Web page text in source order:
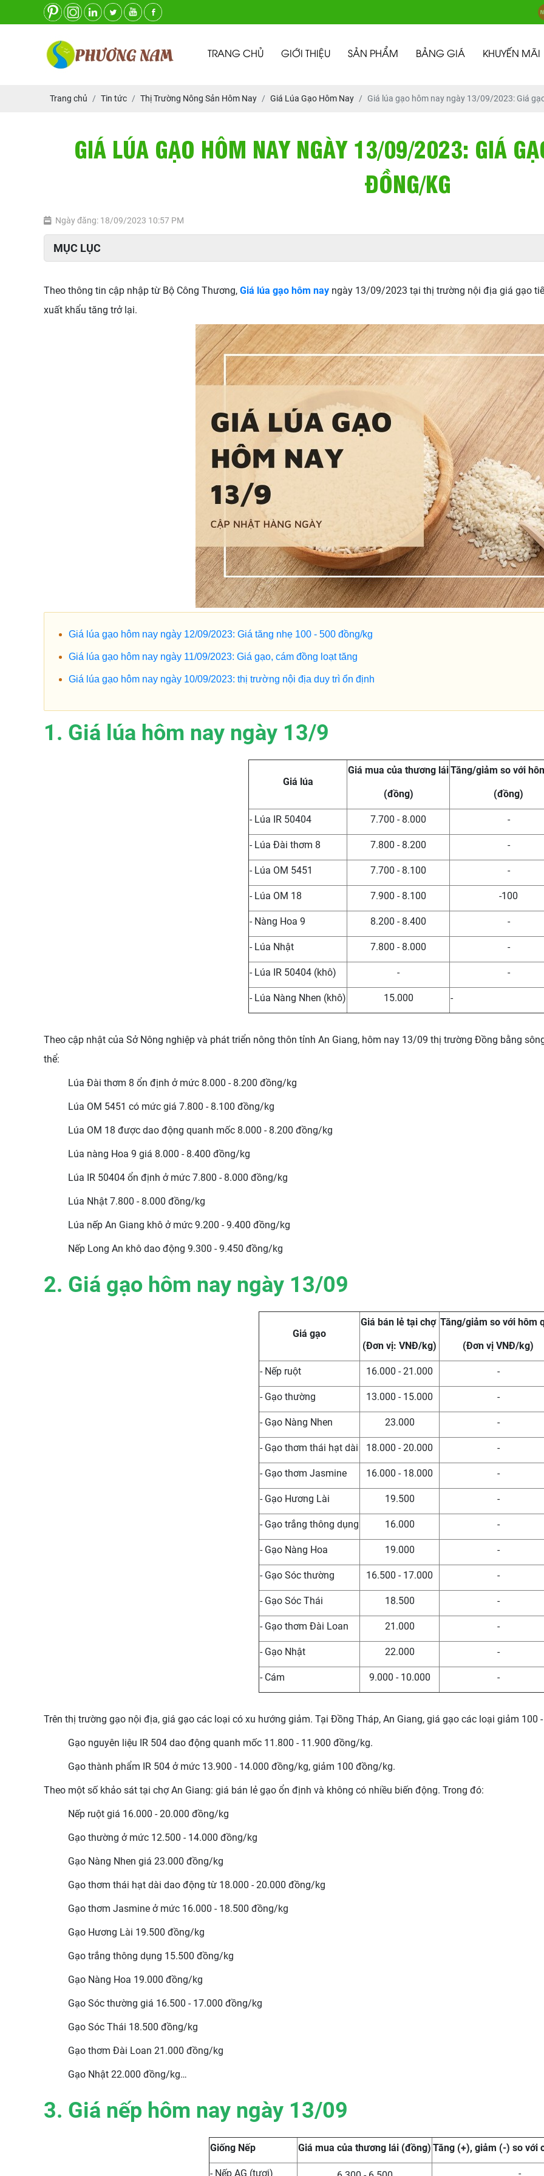
TRANG CHỦ GIỚI THIỆU SẢN PHẨM BẢNG GIÁ KHUYẾN MÃI
Trang chủ Tin tức Thị Trường Nông Sản Hôm Nay Giá Lúa Gạo Hôm Nay Giá lúa gạo hôm nay ngày 13/09/2023: Giá
GIÁ LÚA GẠO HÔM NAY NGÀY 13/09/2023: GIÁ
ĐỒNG/KG
Ngày đăng: 18/09/2023 10:57 PM
MỤC LỤC
Theo thông tin cập nhập từ Bộ Công Thương, Giá lúa gạo hôm nay ngày 13/09/2023 tại thị trường nội địa giá gạo
xuất khẩu tăng trở lại.
Giá lúa gạo hôm nay ngày 12/09/2023: Giá tăng nhẹ 100 - 500 đồng/kg
Giá lúa gạo hôm nay ngày 11/09/2023: Giá gạo, cám đồng loạt tăng
Giá lúa gạo hôm nay ngày 10/09/2023: thị trường nội địa duy trì ổn định
1. Giá lúa hôm nay ngày 13/9
Giá lúa
Giá mua của thương lái
(đồng)
Tăng/giảm so với
(đồng)
- Lúa IR 50404 7.700 - 8.000 -
- Lúa Đài thơm 8 7.800 - 8.200 -
- Lúa OM 5451 7.700 - 8.100 -
- Lúa OM 18 7.900 - 8.100 -100
- Nàng Hoa 9 8.200 - 8.400 -
- Lúa Nhật 7.800 - 8.000 -
- Lúa IR 50404 (khô) - -
- Lúa Nàng Nhen (khô) 15.000 -
Theo cập nhật của Sở Nông nghiệp và phát triển nông thôn tỉnh An Giang, hôm nay 13/09 thị trường Đồng bằng
thể:
Lúa Đài thơm 8 ổn định ở mức 8.000 - 8.200 đồng/kg
Lúa OM 5451 có mức giá 7.800 - 8.100 đồng/kg
Lúa OM 18 được dao động quanh mốc 8.000 - 8.200 đồng/kg
Lúa nàng Hoa 9 giá 8.000 - 8.400 đồng/kg
Lúa IR 50404 ổn định ở mức 7.800 - 8.000 đồng/kg
Lúa Nhật 7.800 - 8.000 đồng/kg
Lúa nếp An Giang khô ở mức 9.200 - 9.400 đồng/kg
Nếp Long An khô dao động 9.300 - 9.450 đồng/kg
2. Giá gạo hôm nay ngày 13/09
Giá gạo
Giá bán lẻ tại chợ
(Đơn vị: VNĐ/kg)
Tăng/giảm so với hôm
(Đơn vị VNĐ/kg)
- Nếp ruột 16.000 - 21.000 -
- Gạo thường 13.000 - 15.000 -
- Gạo Nàng Nhen 23.000 -
- Gạo thơm thái hạt dài 18.000 - 20.000 -
- Gạo thơm Jasmine 16.000 - 18.000 -
- Gạo Hương Lài 19.500 -
- Gạo trắng thông dụng 16.000 -
- Gạo Nàng Hoa 19.000 -
- Gạo Sóc thường 16.500 - 17.000 -
- Gạo Sóc Thái 18.500 -
- Gạo thơm Đài Loan 21.000 -
- Gạo Nhật 22.000 -
- Cám 9.000 - 10.000 -
Trên thị trường gạo nội địa, giá gạo các loại có xu hướng giảm. Tại Đồng Tháp, An Giang, giá gạo các loại giảm 100
Gạo nguyên liệu IR 504 dao động quanh mốc 11.800 - 11.900 đồng/kg.
Gạo thành phẩm IR 504 ở mức 13.900 - 14.000 đồng/kg, giảm 100 đồng/kg.
Theo một số khảo sát tại chợ An Giang: giá bán lẻ gạo ổn định và không có nhiều biến động. Trong đó:
Nếp ruột giá 16.000 - 20.000 đồng/kg
Gạo thường ở mức 12.500 - 14.000 đồng/kg
Gạo Nàng Nhen giá 23.000 đồng/kg
Gạo thơm thái hạt dài dao động từ 18.000 - 20.000 đồng/kg
Gạo thơm Jasmine ở mức 16.000 - 18.500 đồng/kg
Gạo Hương Lài 19.500 đồng/kg
Gạo trắng thông dụng 15.500 đồng/kg
Gạo Nàng Hoa 19.000 đồng/kg
Gạo Sóc thường giá 16.500 - 17.000 đồng/kg
Gạo Sóc Thái 18.500 đồng/kg
Gạo thơm Đài Loan 21.000 đồng/kg
Gạo Nhật 22.000 đồng/kg…
3. Giá nếp hôm nay ngày 13/09
Giống Nếp Giá mua của thương lái (đồng) Tăng (+), giảm (-) so với
- Nếp AG (tươi) -